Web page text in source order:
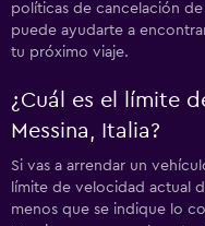
políticas de cancelación
puede ayudarte a
tu próximo viaje.
¿Cuál es el límite
Messina, Italia?
Si vas a arrendar un
límite de velocidad actual
menos que se indique lo